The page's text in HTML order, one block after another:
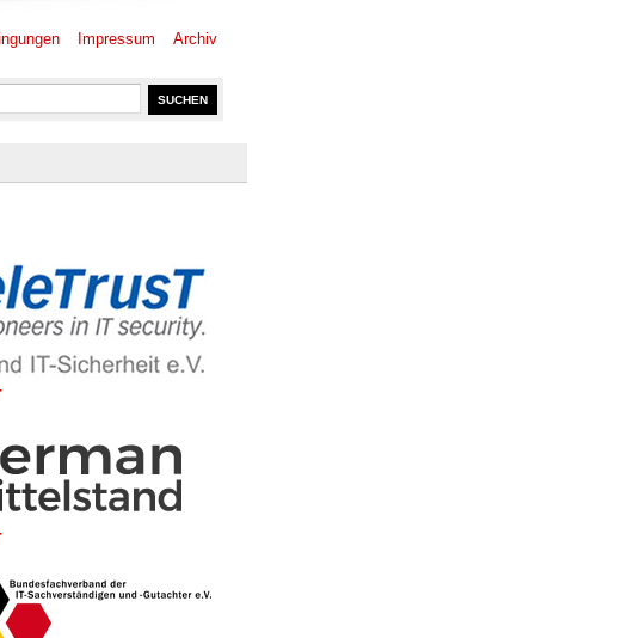
Impressum Archiv